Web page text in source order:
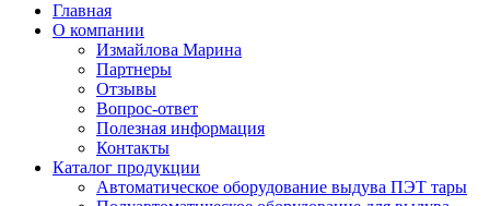
Главная
О компании
Измайлова Марина
Партнеры
Отзывы
Вопрос-ответ
Полезная информация
Контакты
Каталог продукции
Автоматическое оборудование выдува ПЭТ тары